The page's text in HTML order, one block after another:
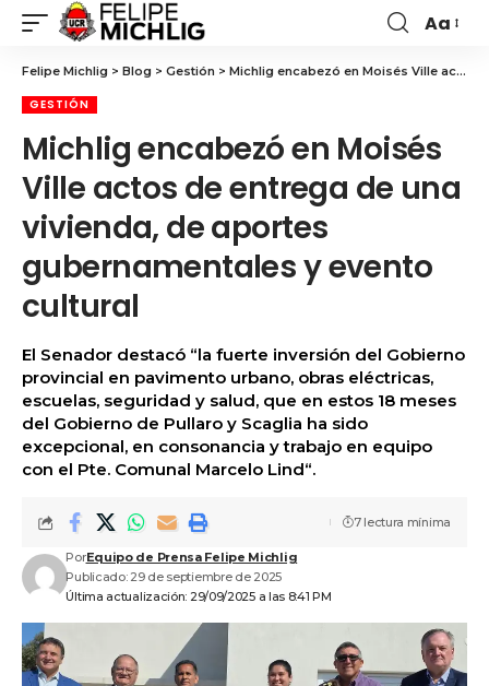
Aa
Felipe Michlig > Blog > Gestión > Michlig encabezó en Moisés Ville actos de entrega de una vivienda, de aportes gubernamentales y evento cultural
GESTIÓN
Michlig encabezó en Moisés
Ville actos de entrega de una
vivienda, de aportes
gubernamentales y evento
cultural
El Senador destacó “la fuerte inversión del Gobierno
provincial en pavimento urbano, obras eléctricas,
escuelas, seguridad y salud, que en estos 18 meses
del Gobierno de Pullaro y Scaglia ha sido
excepcional, en consonancia y trabajo en equipo
con el Pte. Comunal Marcelo Lind“.
Última actualización: 29/09/2025 a las 8:41 PM
PorEquipo de Prensa Felipe Michlig
Publicado: 29 de septiembre de 2025
7 lectura mínima